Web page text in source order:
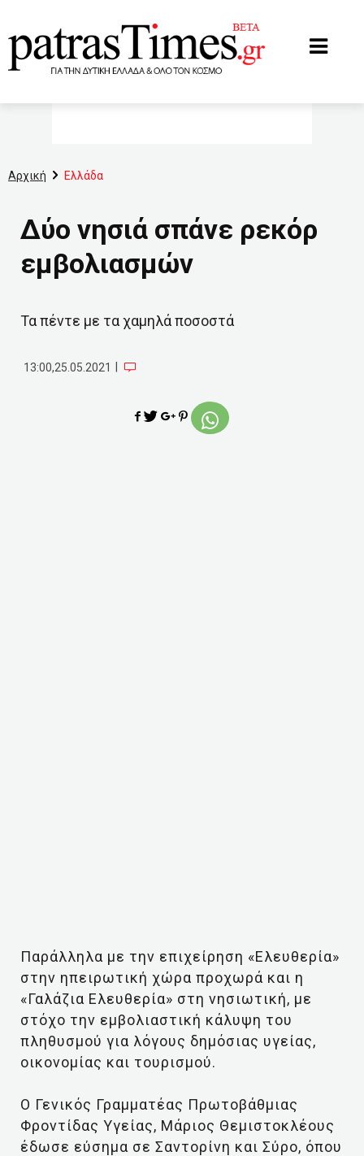
Αρχική Ελλάδα
Δύο νησιά σπάνε ρεκόρ
εμβολιασμών
Τα πέντε με τα χαμηλά ποσοστά
13:00,25.05.2021
Παράλληλα με την επιχείρηση «Ελευθερία»
στην ηπειρωτική χώρα προχωρά και η
«Γαλάζια Ελευθερία» στη νησιωτική, με
στόχο την εμβολιαστική κάλυψη του
πληθυσμού για λόγους δημόσιας υγείας,
οικονομίας και τουρισμού.
Ο Γενικός Γραμματέας Πρωτοβάθμιας
Φροντίδας Υγείας, Μάριος Θεμιστοκλέους
έδωσε εύσημα σε Σαντορίνη και Σύρο, όπου